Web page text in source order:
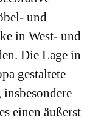
und
in West- und
Die Lage in
gestaltete
einen äußerst